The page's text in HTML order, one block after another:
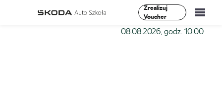
Zrealizuj
Voucher
MINI 1 Safe Driving –
08.08.2026, godz. 10:00